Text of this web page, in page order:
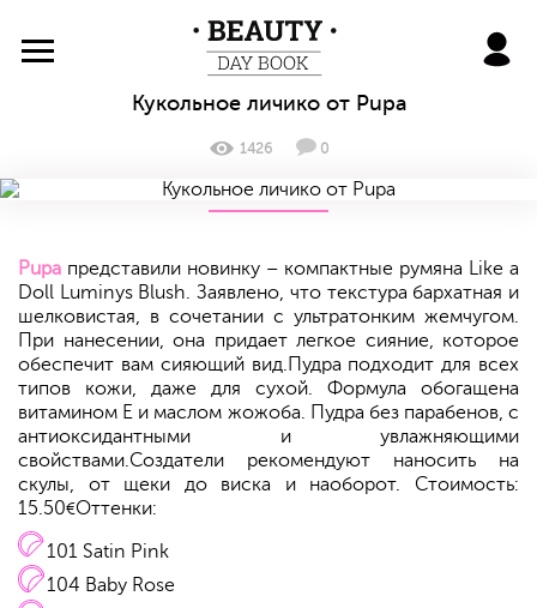
BeautyDayBook
Кукольное личико от Pupa
1426 0
Pupa представили новинку – компактные румяна Like a
Doll Luminys Blush. Заявлено, что текстура бархатная и
шелковистая, в сочетании с ультратонким жемчугом.
При нанесении, она придает легкое сияние, которое
обеспечит вам сияющий вид.Пудра подходит для всех
типов кожи, даже для сухой. Формула обогащена
витамином Е и маслом жожоба. Пудра без парабенов, с
антиоксидантными и увлажняющими
свойствами.Создатели рекомендуют наносить на
скулы, от щеки до виска и наоборот. Стоимость:
15.50€Оттенки:
101 Satin Pink
104 Baby Rose